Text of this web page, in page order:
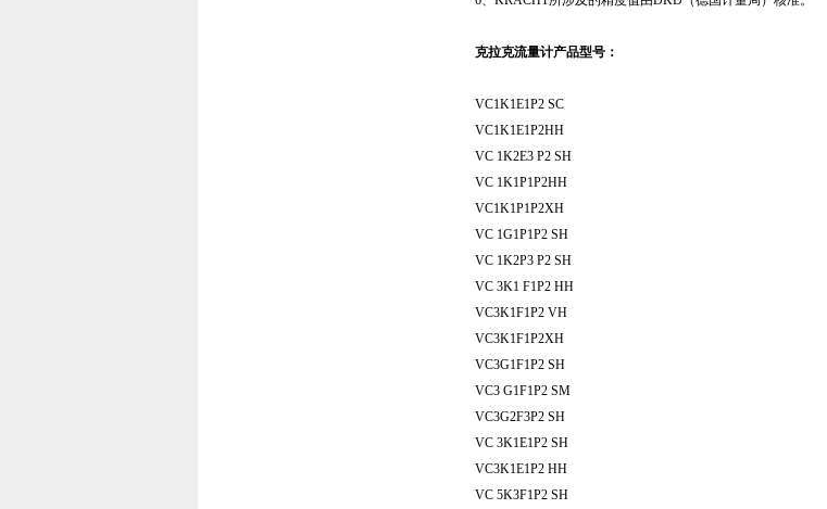
克拉克流量计产品型号：
VC1K1E1P2 SC
VC1K1E1P2HH
VC 1K2E3 P2 SH
VC 1K1P1P2HH
VC1K1P1P2XH
VC 1G1P1P2 SH
VC 1K2P3 P2 SH
VC 3K1 F1P2 HH
VC3K1F1P2 VH
VC3K1F1P2XH
VC3G1F1P2 SH
VC3 G1F1P2 SM
VC3G2F3P2 SH
VC 3K1E1P2 SH
VC3K1E1P2 HH
VC 5K3F1P2 SH